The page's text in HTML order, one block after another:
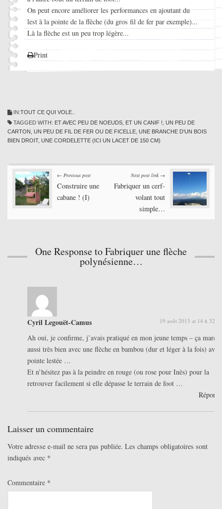
On peut encore améliorer les performances en ajoutant du
lest à la pointe de la flèche (du gros fil de fer par exemple)...
Là la flèche est un peu trop légère...
Print
IN:TOUT CE QUI VOLE..
TAGGED WITH: ET AVEC PEU DE NOEUDS ET UN CANIF ! UN PEU DE
CARTON UN PEU DE FIL DE FER OU DE FICELLE UNE BRANCHE D'UN BOIS
BIEN DROIT, UNE CORDELETTE (ICI UN LACET DE 150 CM)
Post
navigation
← Previous post
Construire une
cabane ! (I)
Next post link →
Fabriquer un cerf-
volant tout
simple…
One Response to Fabriquer une flèche
polynésienne…
Cyril Legouët-Camus 19 août 2013 at 14 h 32
Ah oui, je confirme, j’avais pratiqué en mon jeune temps – ça
aussi très bien avec une flèche en bambou (dur et léger à la fois) avec
pointe lestée …
Et n’hésitez pas à la peindre en rouge (ou rose pour Inès) pour la
retrouver facilement si elle dépasse le terrain de foot …
Laisser un commentaire
Votre adresse e-mail ne sera pas publiée. Les champs obligatoires sont
indiqués avec *
Commentaire *